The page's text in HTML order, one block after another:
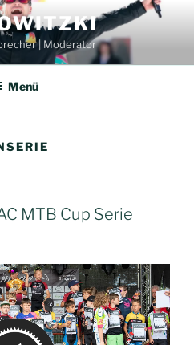
| Moderator
Menü
MTB Cup Serie